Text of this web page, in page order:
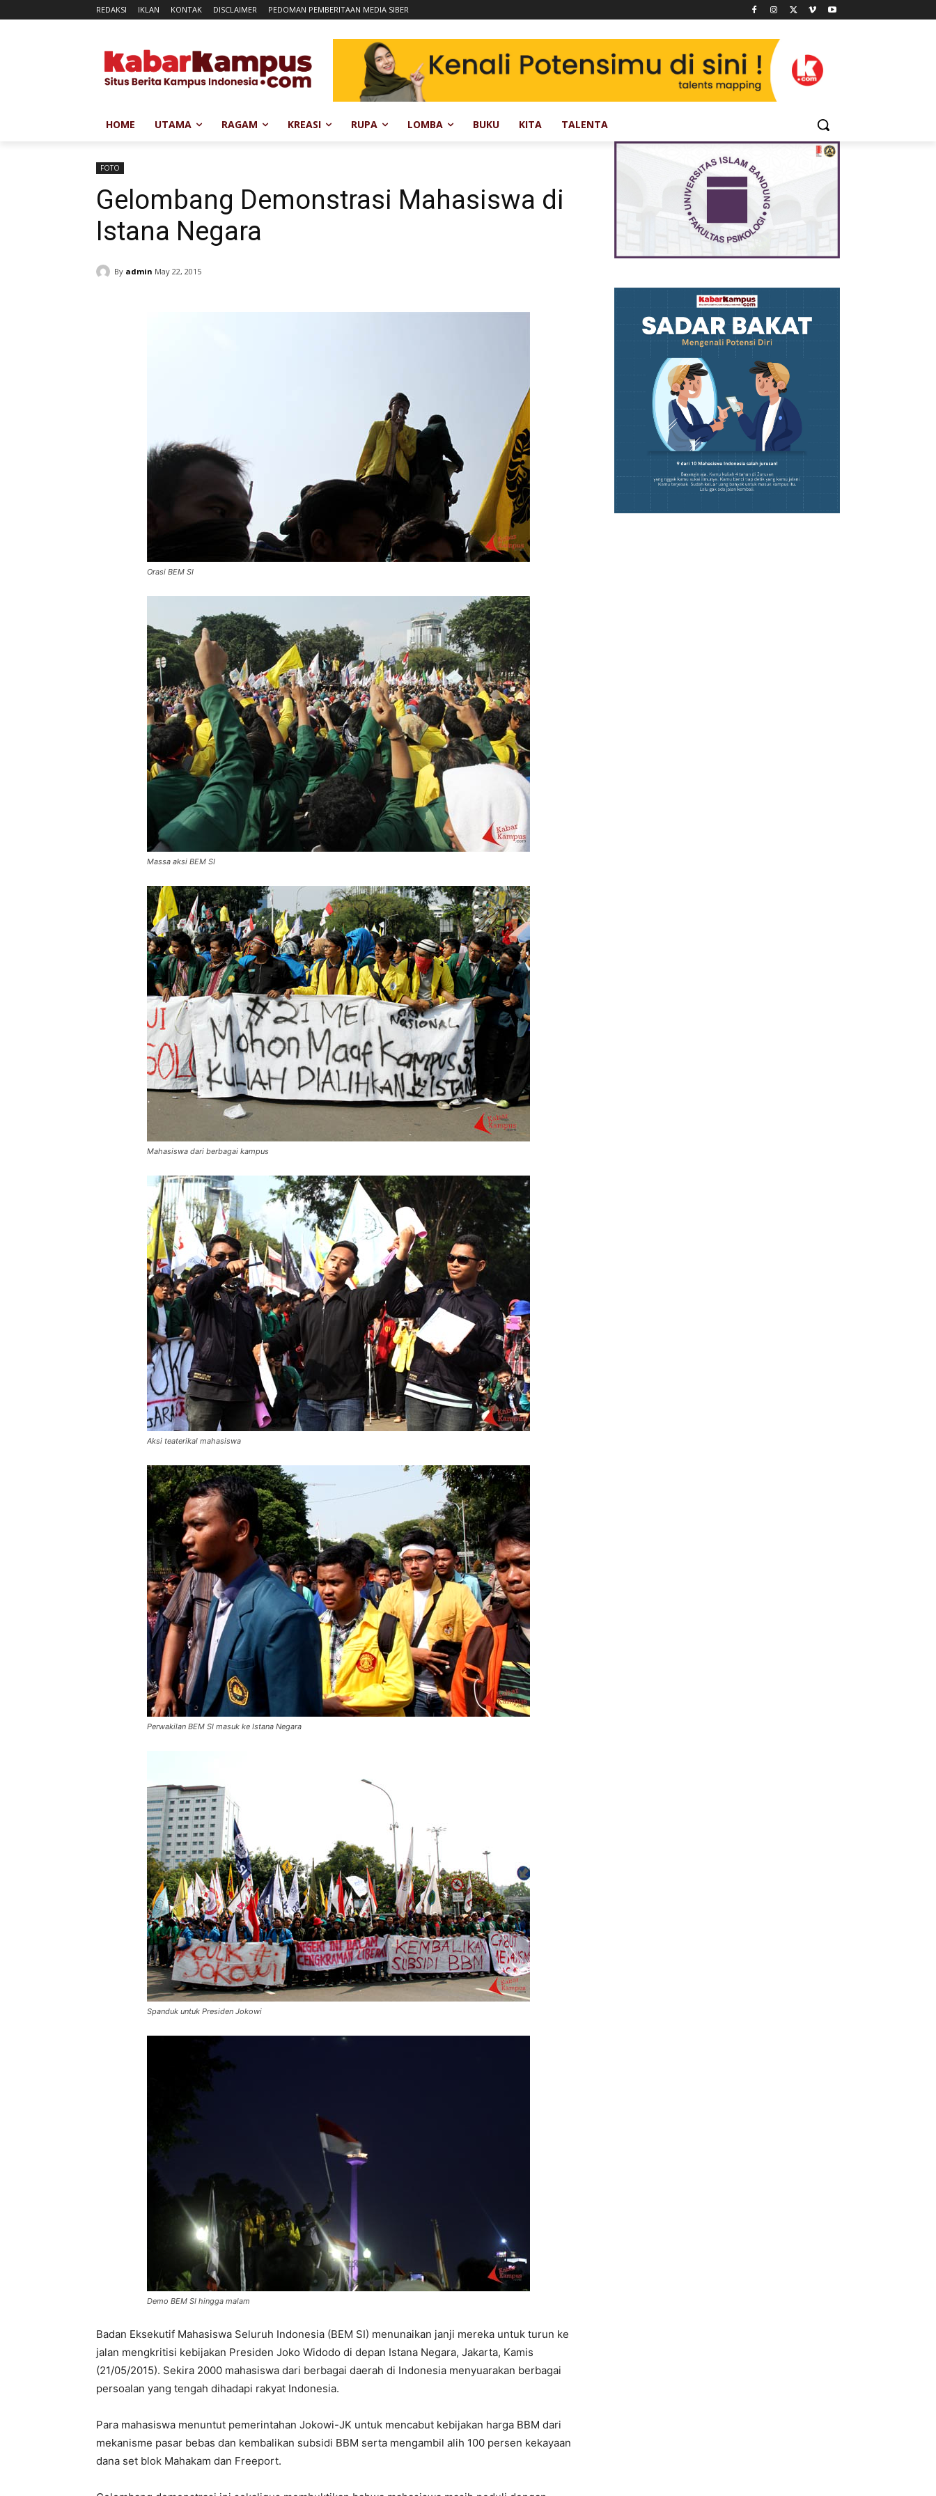
REDAKSI IKLAN KONTAK DISCLAIMER PEDOMAN PEMBERITAAN MEDIA SIBER
HOME UTAMA RAGAM KREASI RUPA LOMBA BUKU KITA TALENTA
FOTO
Gelombang Demonstrasi Mahasiswa di
Istana Negara
By admin May 22, 2015
Orasi BEM SI
Massa aksi BEM SI
Mahasiswa dari berbagai kampus
Aksi teaterikal mahasiswa
Perwakilan BEM SI masuk ke Istana Negara
Spanduk untuk Presiden Jokowi
Demo BEM SI hingga malam
Badan Eksekutif Mahasiswa Seluruh Indonesia (BEM SI) menunaikan janji mereka untuk turun ke
jalan mengkritisi kebijakan Presiden Joko Widodo di depan Istana Negara, Jakarta, Kamis
(21/05/2015). Sekira 2000 mahasiswa dari berbagai daerah di Indonesia menyuarakan berbagai
persoalan yang tengah dihadapi rakyat Indonesia.
Para mahasiswa menuntut pemerintahan Jokowi-JK untuk mencabut kebijakan harga BBM dari
mekanisme pasar bebas dan kembalikan subsidi BBM serta mengambil alih 100 persen kekayaan
dana set blok Mahakam dan Freeport.